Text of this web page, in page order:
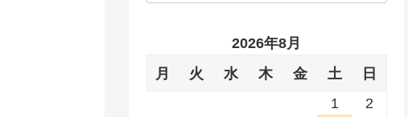
2026年8月
月
火 水 木 金 土
日
1
2